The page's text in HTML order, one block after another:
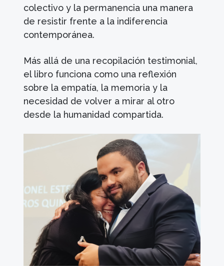
colectivo y la permanencia una manera
de resistir frente a la indiferencia
contemporánea.
Más allá de una recopilación testimonial,
el libro funciona como una reflexión
sobre la empatía, la memoria y la
necesidad de volver a mirar al otro
desde la humanidad compartida.